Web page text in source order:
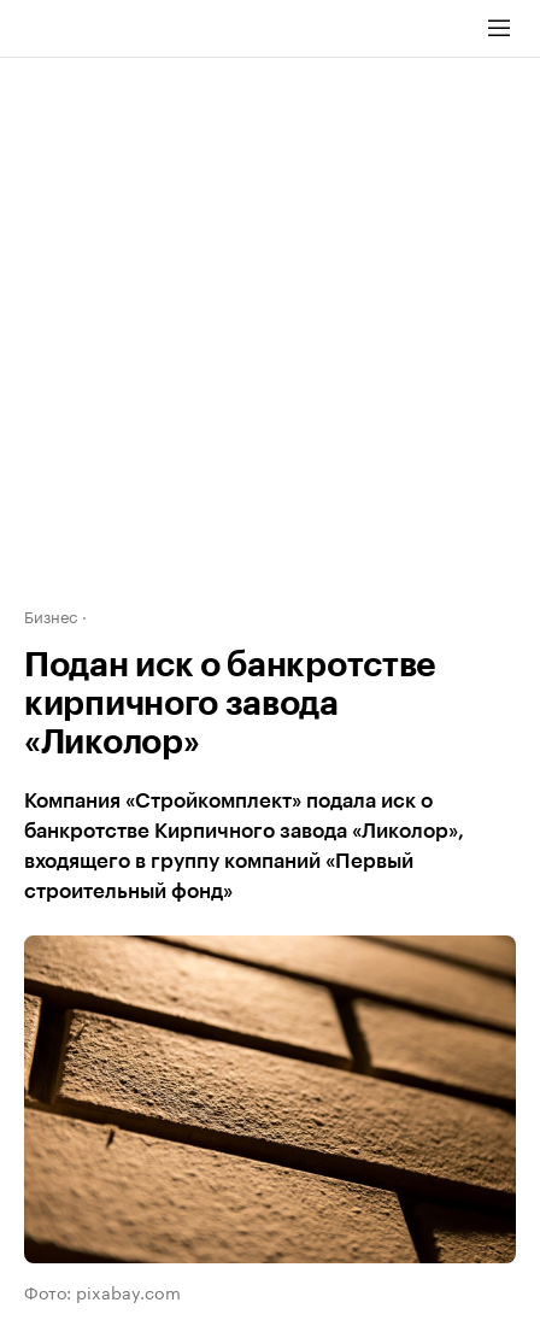
Бизнес
Подан иск о банкротстве
кирпичного завода
«Ликолор»
Компания «Стройкомплект» подала иск о
банкротстве Кирпичного завода «Ликолор»,
входящего в группу компаний «Первый
строительный фонд»
Фото: pixabay.com